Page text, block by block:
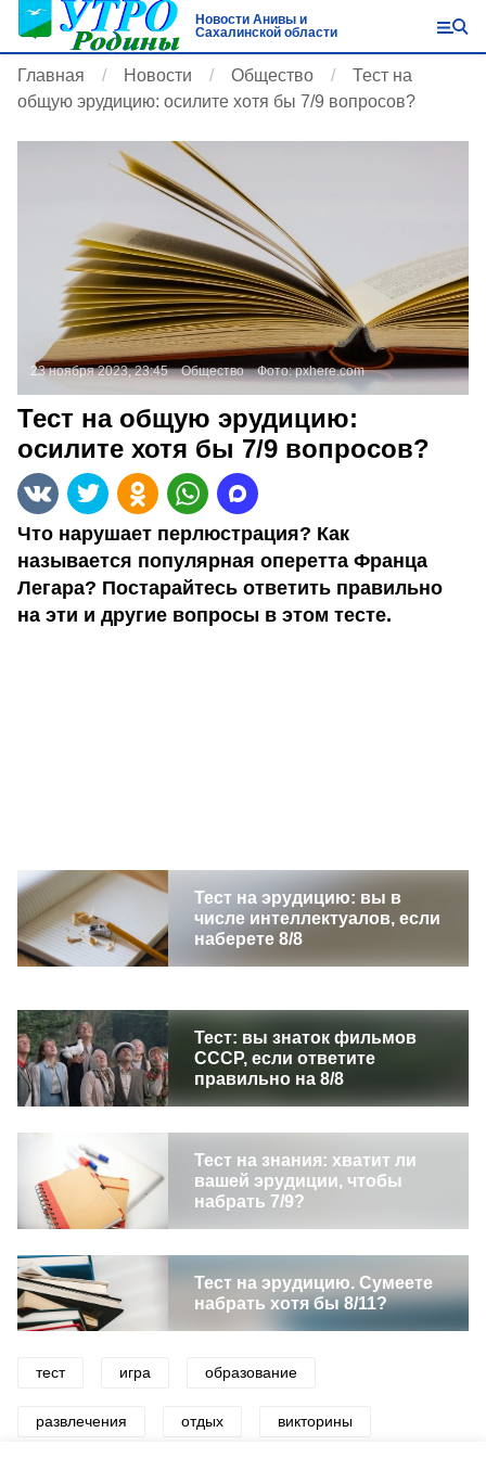
Новости Анивы и
Сахалинской области
Главная Новости Общество
Тест на
общую эрудицию: осилите хотя бы 7/9 вопросов?
23 ноября 2023, 23:45 Общество Фото:pxhere.com
Тест на общую эрудицию:
осилите хотя бы 7/9 вопросов?
Что нарушает перлюстрация? Как
называется популярная оперетта Франца
Легара? Постарайтесь ответить правильно
на эти и другие вопросы в этом тесте.
Тест на эрудицию: вы в
числе интеллектуалов, если
наберете 8/8
Тест: вы знаток фильмов
СССР, если ответите
правильно на 8/8
Тест на знания: хватит ли
вашей эрудиции, чтобы
набрать 7/9?
Тест на эрудицию. Сумеете
набрать хотя бы 8/11?
тест игра образование
развлечения отдых викторины